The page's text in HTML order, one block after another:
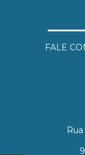
FALE